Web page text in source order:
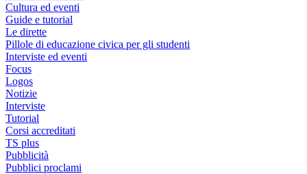
Cultura ed eventi
Guide e tutorial
Le dirette
Pillole di educazione civica per gli studenti
Interviste ed eventi
Focus
Logos
Notizie
Interviste
Tutorial
Corsi accreditati
TS plus
Pubblicità
Pubblici proclami